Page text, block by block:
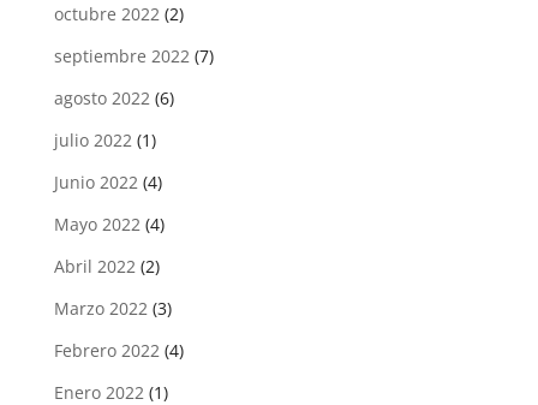
octubre 2022(2)
septiembre 2022(7)
agosto 2022(6)
julio 2022(1)
Junio 2022(4)
Mayo 2022(4)
Abril 2022(2)
Marzo 2022(3)
Febrero 2022(4)
Enero 2022(1)